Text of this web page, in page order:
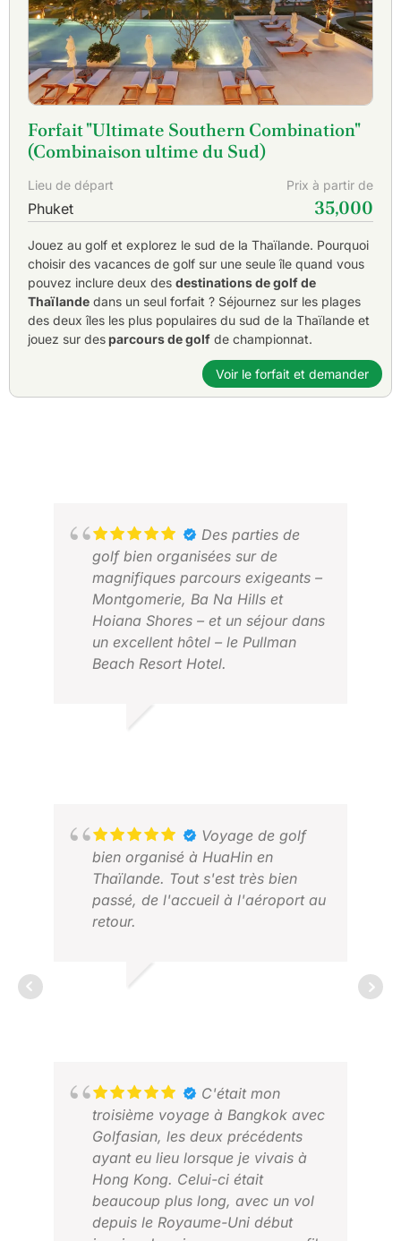
Forfait "Ultimate Southern Combination"
(Combinaison ultime du Sud)
Lieu de départ Prix à partir de
Phuket 35,000
Jouez au golf et explorez le sud de la Thaïlande. Pourquoi
choisir des vacances de golf sur une seule île quand vous
pouvez inclure deux des destinations de golf de
Thaïlande dans un seul forfait ? Séjournez sur les plages
des deux îles les plus populaires du sud de la Thaïlande et
jouez sur des parcours de golf de championnat.
Voir le forfait et demander
Des parties de
golf bien organisées sur de
magnifiques parcours exigeants –
Montgomerie, Ba Na Hills et
Hoiana Shores – et un séjour dans
un excellent hôtel – le Pullman
Beach Resort Hotel.
Voyage de golf
bien organisé à HuaHin en
Thaïlande. Tout s'est très bien
passé, de l'accueil à l'aéroport au
retour.
C'était mon
troisième voyage à Bangkok avec
Golfasian, les deux précédents
ayant eu lieu lorsque je vivais à
Hong Kong. Celui-ci était
beaucoup plus long, avec un vol
depuis le Royaume-Uni début